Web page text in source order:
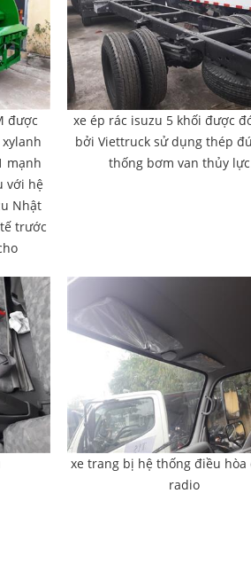
được
mạnh
với hệ
Nhật
trước
xe ép rác isuzu 5 khối được
bởi Viettruck sử dụng thép
thống bơm van thủy
xe trang bị hệ thống điều hòa
radio